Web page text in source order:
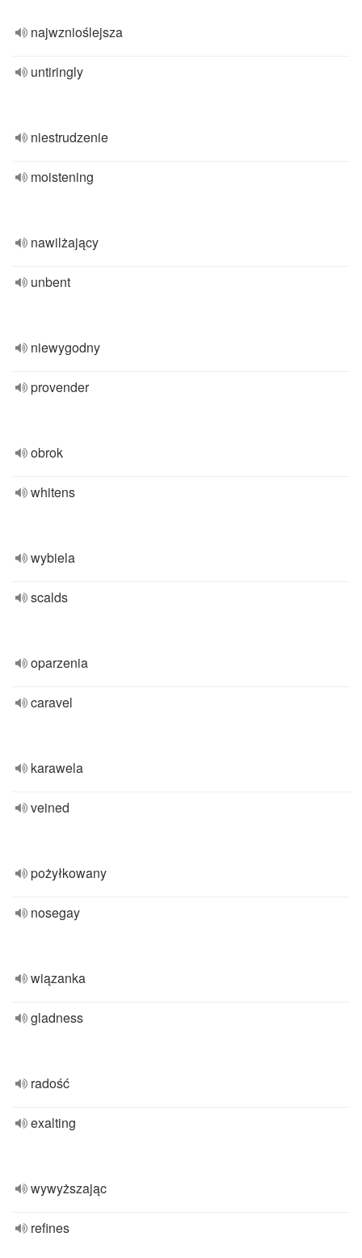
najwznioślejsza
untiringly
niestrudzenie
moistening
nawilżający
unbent
niewygodny
provender
obrok
whitens
wybiela
scalds
oparzenia
caravel
karawela
veined
pożyłkowany
nosegay
wiązanka
gladness
radość
exalting
wywyższając
refines